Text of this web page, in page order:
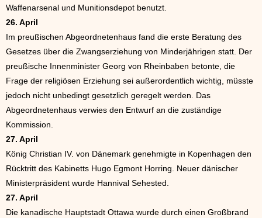
Waffenarsenal und Munitionsdepot benutzt.
26. April
Im preußischen Abgeordnetenhaus fand die erste Beratung des
Gesetzes über die Zwangserziehung von Minderjährigen statt. Der
preußische Innenminister Georg von Rheinbaben betonte, die
Frage der religiösen Erziehung sei außerordentlich wichtig, müsste
jedoch nicht unbedingt gesetzlich geregelt werden. Das
Abgeordnetenhaus verwies den Entwurf an die zuständige
Kommission.
27. April
König Christian IV. von Dänemark genehmigte in Kopenhagen den
Rücktritt des Kabinetts Hugo Egmont Horring. Neuer dänischer
Ministerpräsident wurde Hannival Sehested.
27. April
Die kanadische Hauptstadt Ottawa wurde durch einen Großbrand